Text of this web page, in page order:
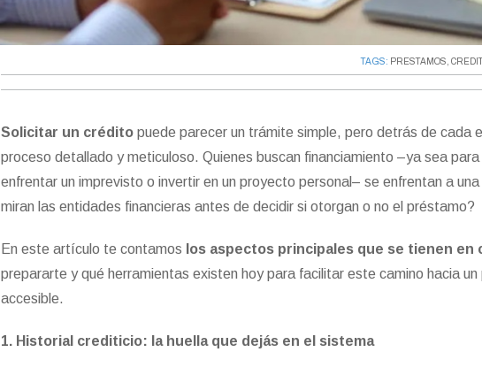
TAGS: PRESTAMOS,
Solicitar un crédito puede parecer un trámite simple, pero detrás de cada
proceso detallado y meticuloso. Quienes buscan financiamiento –ya sea
enfrentar un imprevisto o invertir en un proyecto personal– se enfrentan a
miran las entidades financieras antes de decidir si otorgan o no el préstamo?
En este artículo te contamos los aspectos principales que se tienen en
prepararte y qué herramientas existen hoy para facilitar este camino hacia
accesible.
1. Historial crediticio: la huella que dejás en el sistema